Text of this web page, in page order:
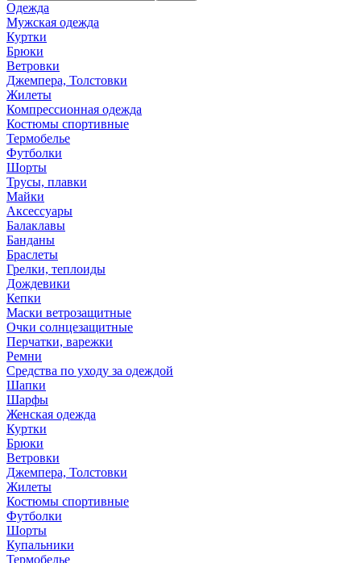
Одежда
Мужская одежда
Куртки
Брюки
Ветровки
Джемпера, Толстовки
Жилеты
Компрессионная одежда
Костюмы спортивные
Термобелье
Футболки
Шорты
Трусы, плавки
Майки
Аксессуары
Балаклавы
Банданы
Браслеты
Грелки, теплоиды
Дождевики
Кепки
Маски ветрозащитные
Очки солнцезащитные
Перчатки, варежки
Ремни
Средства по уходу за одеждой
Шапки
Шарфы
Женская одежда
Куртки
Брюки
Ветровки
Джемпера, Толстовки
Жилеты
Костюмы спортивные
Футболки
Шорты
Купальники
Термобелье